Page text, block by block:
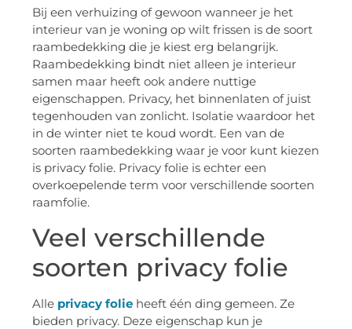
Bij een verhuizing of gewoon wanneer je het
interieur van je woning op wilt frissen is de soort
raambedekking die je kiest erg belangrijk.
Raambedekking bindt niet alleen je interieur
samen maar heeft ook andere nuttige
eigenschappen. Privacy, het binnenlaten of juist
tegenhouden van zonlicht. Isolatie waardoor het
in de winter niet te koud wordt. Een van de
soorten raambedekking waar je voor kunt kiezen
is privacy folie. Privacy folie is echter een
overkoepelende term voor verschillende soorten
raamfolie.
Veel verschillende
soorten privacy folie
Alle privacy folie heeft één ding gemeen. Ze
bieden privacy. Deze eigenschap kun je